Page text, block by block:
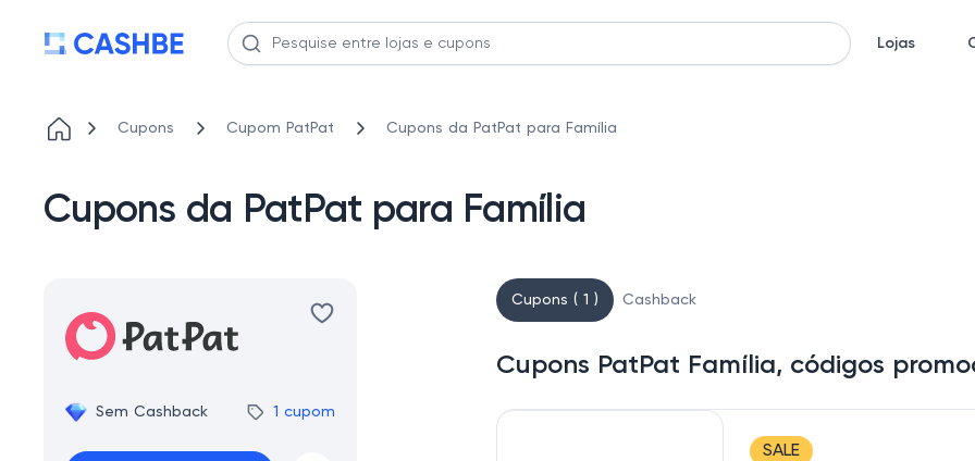
Lojas
Cupons Cupom PatPat Cupons da PatPat para Família
Cupons da PatPat para Família
Sem Cashback 1 cupom
Cupons ( 1 ) Cashback
Cupons PatPat Família, códigos
SALE